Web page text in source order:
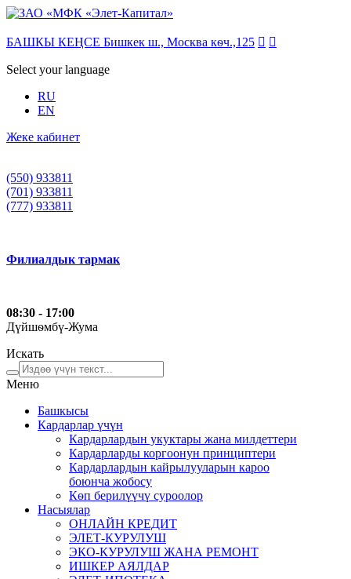
БАШКЫ КЕҢСЕ Бишкек ш., Москва кѳч.,125  
Select your language
RU
EN
Жеке кабинет
(550) 933811
(701) 933811
(777) 933811
Филиалдык тармак
08:30 - 17:00
Дүйшѳмбү-Жума
Искать
Меню
Башкысы
Кардарлар үчүн
Кардарлардын укуктары жана милдеттери
Кардарларды коргоонун принциптери
Кардарлардын кайрылууларын кароо
боюнча жобосу
Кѳп берилүүчү суроолор
Насыялар
ОНЛАЙН КРЕДИТ
ЭЛЕТ-КУРУЛУШ
ЭКО-КУРУЛУШ ЖАНА РЕМОНТ
ИШКЕР АЯЛДАР